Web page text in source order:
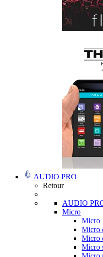
AUDIO PRO
Retour
AUDIO
Micro
Micro
Micro
Micro
Micro